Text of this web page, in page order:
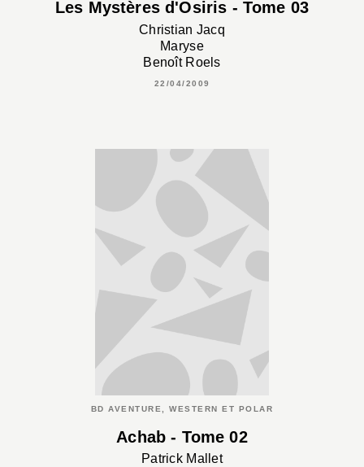
Les Mystères d'Osiris - Tome 03
Christian Jacq
Maryse
Benoît Roels
22/04/2009
BD AVENTURE, WESTERN ET POLAR
Achab - Tome 02
Patrick Mallet